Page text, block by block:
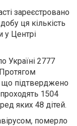
зареєстровано
ця кількість
у Центрі
Україні 2777
що підтверджено
1504
яких 48 дітей.
померло